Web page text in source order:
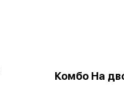
Комбо На